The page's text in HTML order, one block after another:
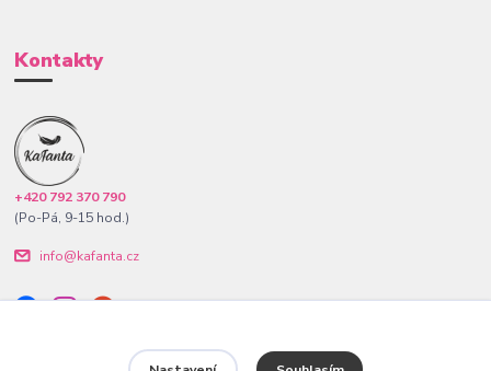
Kontakty
+420 792 370 790
(Po-Pá, 9-15 hod.)
info@kafanta.cz